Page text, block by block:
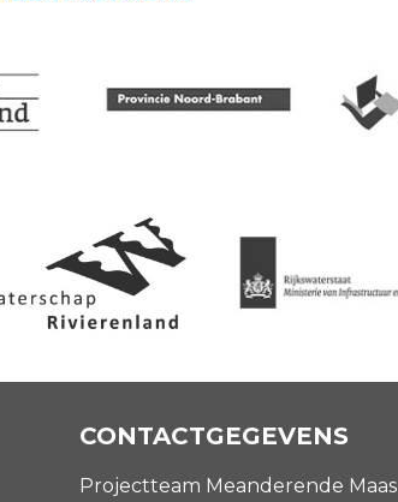
CONTACTGEGEVENS
Projectteam Meanderende Maas